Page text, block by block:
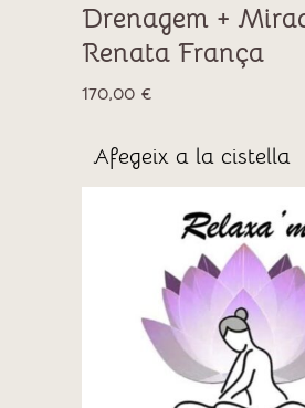
Drenagem +
Renata França
170,00 €
Afegeix a la cistella